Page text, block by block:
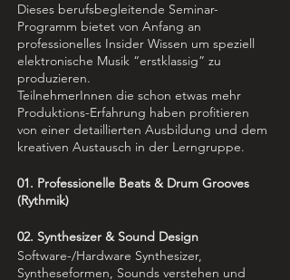
Dieses berufsbegleitende Seminar-
Programm bietet von Anfang an
professionelles Insider Wissen um speziell
elektronische Musik “erstklassig” zu
produzieren.
TeilnehmerInnen die schon etwas mehr
Produktions-Erfahrung haben profitieren
von einer detaillierten Ausbildung und dem
kreativen Austausch in der Lerngruppe.
01. Professionelle Beats & Drum Grooves
(Rythmik)
02. Synthesizer & Sound Design
Software-/Hardware Synthesizer,
Syntheseformen, Sounds verstehen und